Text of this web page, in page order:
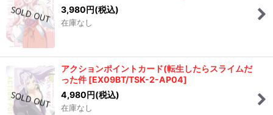
3,980円(税込)
在庫なし
アクションポイントカード(転生したらスライムだ
った件 [EX09BT/TSK-2-AP04]
4,980円(税込)
在庫なし